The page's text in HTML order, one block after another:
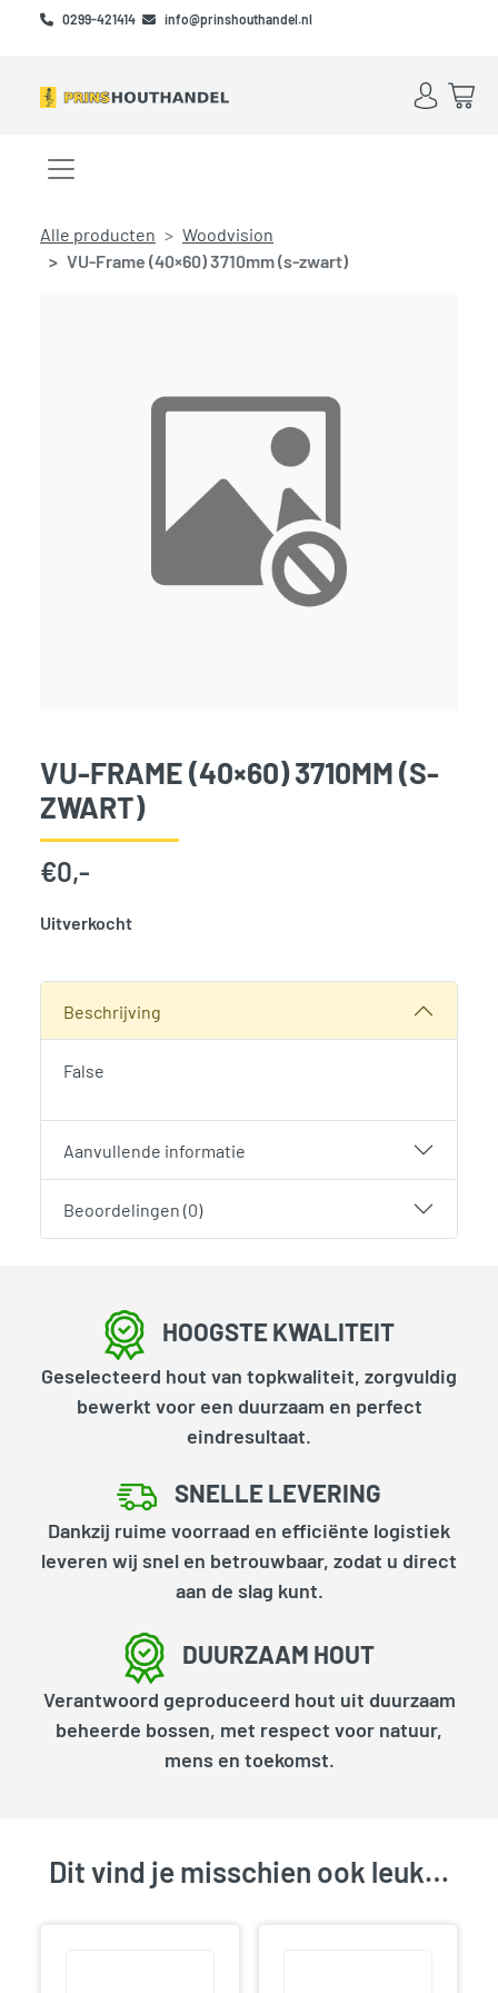
Skip to main content
Skip to footer
0299-421414 info@prinshouthandel.nl
Account
Menu openen/sluiten
Alle producten
Woodvision
VU-Frame (40×60) 3710mm (s-zwart)
VU-FRAME (40×60) 3710MM (S-
ZWART)
€0,-
Uitverkocht
Beschrijving
False
Aanvullende informatie
Beoordelingen (0)
HOOGSTE KWALITEIT
Geselecteerd hout van topkwaliteit, zorgvuldig
bewerkt voor een duurzaam en perfect
eindresultaat.
SNELLE LEVERING
Dankzij ruime voorraad en efficiënte logistiek
leveren wij snel en betrouwbaar, zodat u direct
aan de slag kunt.
DUURZAAM HOUT
Verantwoord geproduceerd hout uit duurzaam
beheerde bossen, met respect voor natuur,
mens en toekomst.
Dit vind je misschien ook leuk…